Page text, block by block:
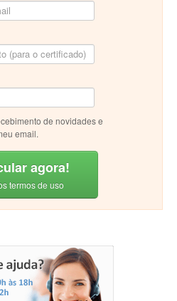
de novidades e
email.
agora!
termos de uso